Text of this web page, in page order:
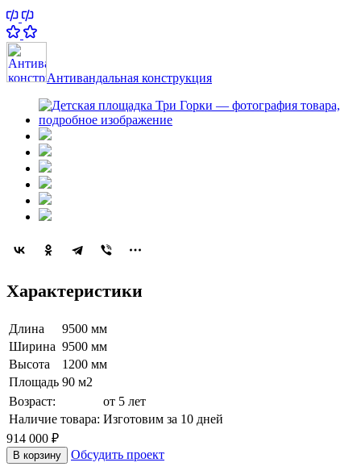
Антивандальная конструкция
Характеристики
Длина
9500 мм
Ширина 9500 мм
Высота
1200 мм
Площадь 90 м2
Возраст:
от 5 лет
Наличие товара: Изготовим за 10 дней
914 000 ₽
В корзину Обсудить проект